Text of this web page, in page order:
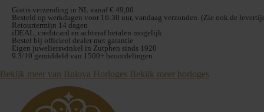
Herenhorloge
98A320
aantal
Gratis verzending in NL vanaf € 49,00
Besteld op werkdagen voor 16:30 uur, vandaag verzonden. (Zie ook de
Retourtermijn 14 dagen
iDEAL, creditcard en achteraf betalen mogelijk
Bestel bij officieel dealer met garantie
Eigen juwelierswinkel in Zutphen sinds 1920
9.3/10 gemiddeld van 1500+ beoordelingen
Bekijk meer van Bulova Horloges Bekijk meer horloges